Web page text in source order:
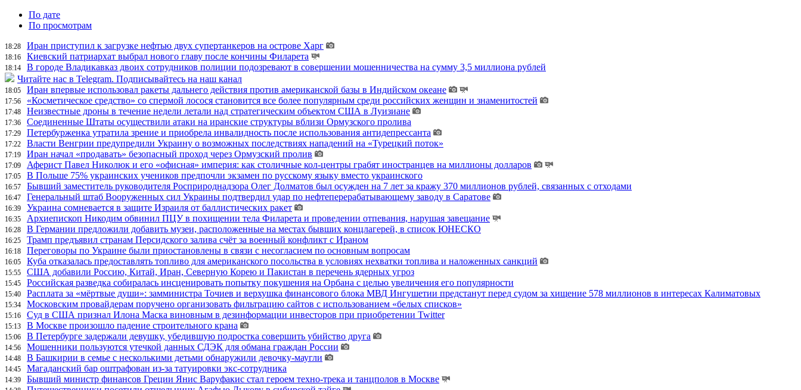
По дате
По просмотрам
18:28 Иран приступил к загрузке нефтью двух супертанкеров на острове Харг
18:16 Киевский патриархат выбрал нового главу после кончины Филарета
18:14
В городе Владикавказ двоих сотрудников полиции подозревают в совершении мошенничества на сумму 3,5 миллиона рублей
Читайте нас в Telegram. Подписывайтесь на наш канал
18:05 Иран впервые использовал ракеты дальнего действия против американской базы в Индийском океане
17:56 «Косметическое средство» со спермой лосося становится все более популярным среди российских женщин и знаменитостей
17:48 Неизвестные дроны в течение недели летали над стратегическим объектом США в Луизиане
17:36 Соединенные Штаты осуществили атаки на иранские структуры вблизи Ормузского пролива
17:29 Петербурженка утратила зрение и приобрела инвалидность после использования антидепрессанта
17:22 Власти Венгрии предупредили Украину о возможных последствиях нападений на «Турецкий поток»
17:19 Иран начал «продавать» безопасный проход через Ормузский пролив
17:09 Аферист Павел Николюк и его «офисная» империя: как столичные кол-центры грабят иностранцев на миллионы долларов
17:05 В Польше 75% украинских учеников предпочли экзамен по русскому языку вместо украинского
16:57 Бывший заместитель руководителя Росприроднадзора Олег Долматов был осужден на 7 лет за кражу 370 миллионов рублей, связанных с отходами
16:47 Генеральный штаб Вооруженных сил Украины подтвердил удар по нефтеперерабатывающему заводу в Саратове
16:39 Украина сомневается в защите Израиля от баллистических ракет
16:35 Архиепископ Никодим обвинил ПЦУ в похищении тела Филарета и проведении отпевания, нарушая завещание
16:28 В Германии предложили добавить музеи, расположенные на местах бывших концлагерей, в список ЮНЕСКО
16:25 Трамп предъявил странам Персидского залива счёт за военный конфликт с Ираном
16:18 Переговоры по Украине были приостановлены в связи с несогласием по основным вопросам
16:05 Куба отказалась предоставлять топливо для американского посольства в условиях нехватки топлива и наложенных санкций
15:55 США добавили Россию, Китай, Иран, Северную Корею и Пакистан в перечень ядерных угроз
15:45 Российская разведка собиралась инсценировать попытку покушения на Орбана с целью увеличения его популярности
15:40 Расплата за «мёртвые души»: замминистра Точиев и верхушка финансового блока МВД Ингушетии предстанут перед судом за хищение 578 миллионов в интересах Калиматовых
15:34 Московским провайдерам поручено организовать фильтрацию сайтов с использованием «белых списков»
15:16 Суд в США признал Илона Маска виновным в дезинформации инвесторов при приобретении Twitter
15:13 В Москве произошло падение строительного крана
15:06 В Петербурге задержали девушку, убедившую подростка совершить убийство друга
14:56 Мошенники пользуются утечкой данных СДЭК для обмана граждан России
14:48 В Башкирии в семье с несколькими детьми обнаружили девочку-маугли
14:45 Магаданский бар оштрафован из-за татуировки экс-сотрудника
14:39 Бывший министр финансов Греции Янис Варуфакис стал героем техно-трека и танцполов в Москве